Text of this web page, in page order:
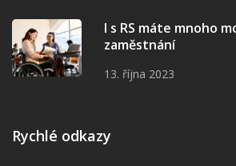
I s RS máte mnoho
zaměstnání
13. října 2023
Rychlé odkazy